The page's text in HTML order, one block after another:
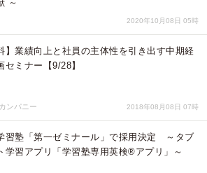
～
2020年10月08日 05時
】業績向上と社員の主体性を引き出す中期経
セミナー【9/28】
ンパニー 2018年08月08日 07時
習塾「第一ゼミナール」で採用決定 ～タブ
学習アプリ「学習塾専用英検®アプリ」～